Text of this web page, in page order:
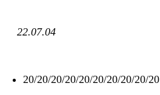
22.07.04
20/20/20/20/20/20/20/20/20/20